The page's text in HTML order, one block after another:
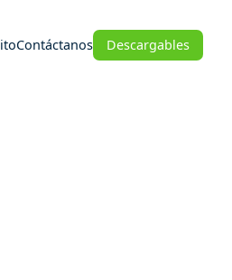
Contáctanos Descargables